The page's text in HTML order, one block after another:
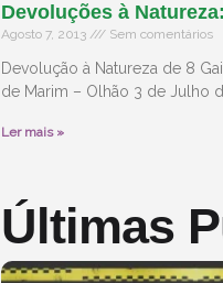
Devoluções à
Agosto 7, 2013 Sem comentários
Devolução à Natureza de 8
de Marim – Olhão 3 de
Ler mais »
Últimas